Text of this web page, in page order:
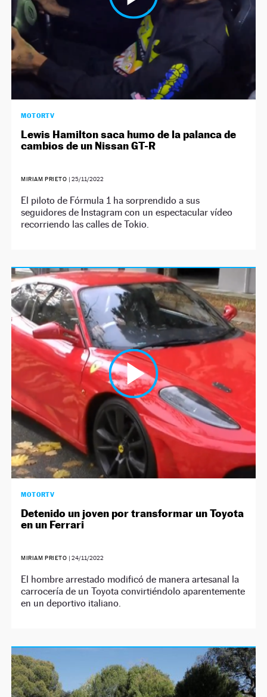
MOTORTV
Lewis Hamilton saca humo de la palanca de
cambios de un Nissan GT-R
MIRIAM PRIETO | 25/11/2022
El piloto de Fórmula 1 ha sorprendido a sus
seguidores de Instagram con un espectacular vídeo
recorriendo las calles de Tokio.
MOTORTV
Detenido un joven por transformar un Toyota
en un Ferrari
MIRIAM PRIETO | 24/11/2022
El hombre arrestado modificó de manera artesanal la
carrocería de un Toyota convirtiéndolo aparentemente
en un deportivo italiano.